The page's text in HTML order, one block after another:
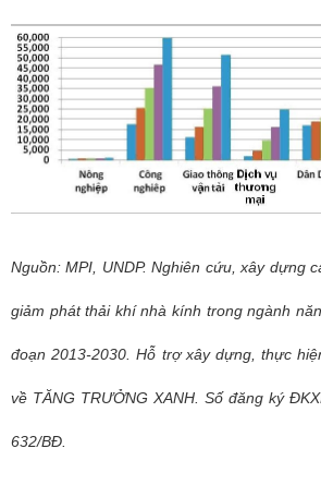
Nguồn: MPI, UNDP. Nghiên cứu, xây dựng
giảm phát thải khí nhà kính trong ngành
đoạn 2013-2030. Hỗ trợ xây dựng, thực
về TĂNG TRƯỞNG XANH. Số đăng ký
632/BĐ.